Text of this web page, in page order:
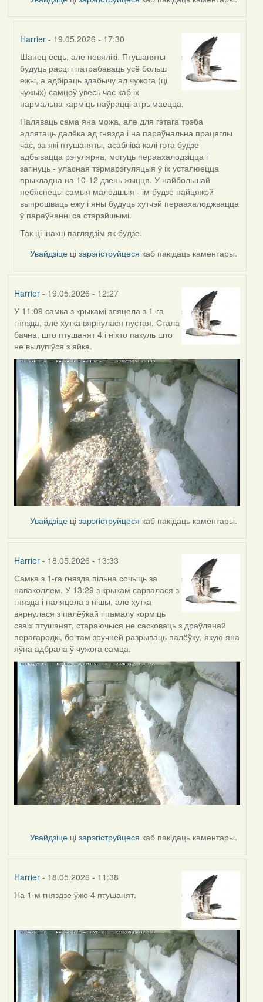
Harrier - 19.05.2026 - 17:30
In
reply
to
by
Snezhinka
Шанец ёсць, але невялікі. Птушаняты
будуць расці і патрабаваць усё больш
ежы, а адбіраць здабычу ад чужога (ці
чужых) самцоў увесь час каб іх
нармальна карміць наўрацці атрымаецца.
Паляваць сама яна можа, але для гэтага трэба
адлятаць далёка ад гнязда і на параўнальна працяглы
час, за які птушаняты, асабліва калі гэта будзе
адбывацца рэгулярна, могуць пераахалодзіцца і
загінуць - уласная тэрмарэгуляцыя ў іх усталюецца
прыкладна на 10-12 дзень жыцця. У найбольшай
небяспецы самыя малодшыя - ім будзе найцяжэй
выпрошваць ежу і яны будуць хутчэй пераахалоджвацца
ў параўнанні са старэйшымі.
Так ці інакш паглядзім як будзе.
Увайдзіце цізарэгіструйцеся каб пакідаць каментары.
Harrier- 19.05.2026 - 12:27
У 11:09 самка з крыкамі зляцела з 1-га
гнязда, але хутка вярнулася пустая. Стала
бачна, што птушанят 4 і ніхто пакуль што
не вылупіўся з яйка.
Увайдзіце цізарэгіструйцеся каб пакідаць каментары.
Harrier- 18.05.2026 - 13:33
Самка з 1-га гнязда пільна сочыць за
наваколлем. У 13:29 з крыкам сарвалася з
гнязда і паляцела з нішы, але хутка
вярнулася з палёўкай і памалу корміць
сваіх птушанят, стараючыся не сасковаць з драўлянай
перагародкі, бо там зручней разрываць палёўку, якую яна
яўна адбрала ў чужога самца.
Увайдзіце цізарэгіструйцеся каб пакідаць каментары.
Harrier- 18.05.2026 - 11:38
На 1-м гняздзе ўжо 4 птушанят.